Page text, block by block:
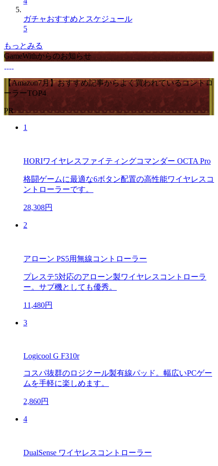
ガチャおすすめとスケジュール
5
もっとみる
GameWithからのお知らせ
【Amazon7月】おすすめ記事からよく買われているコントロ
ーラーTOP4
PR
1
HORIワイヤレスファイティングコマンダー OCTA Pro
格闘ゲームに最適な6ボタン配置の高性能ワイヤレスコ
ントローラーです。
28,308円
2
アローン PS5用無線コントローラー
プレステ5対応のアローン製ワイヤレスコントローラ
ー。サブ機としても優秀。
11,480円
3
Logicool G F310r
コスパ抜群のロジクール製有線パッド。幅広いPCゲー
ムを手軽に楽しめます。
2,860円
4
DualSense ワイヤレスコントローラー